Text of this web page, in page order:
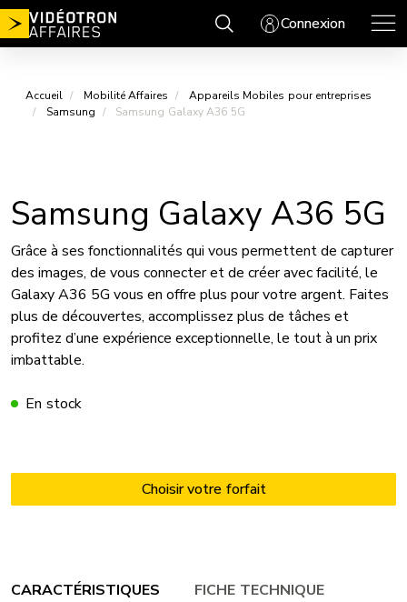
Aller
au
Connexion
Accueil Mobilité Affaires
Appareils Mobiles pour entreprises
Samsung
Samsung Galaxy A36 5G
Samsung Galaxy A36 5G
Grâce à ses fonctionnalités qui vous permettent de capturer
des images, de vous connecter et de créer avec facilité, le
Galaxy A36 5G vous en offre plus pour votre argent. Faites
plus de découvertes, accomplissez plus de tâches et
profitez d’une expérience exceptionnelle, le tout à un prix
imbattable.
En stock
CARACTÉRISTIQUES FICHE TECHNIQUE